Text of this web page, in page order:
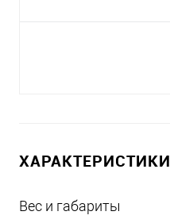
ХАРАКТЕРИСТИКИ
Вес и габариты